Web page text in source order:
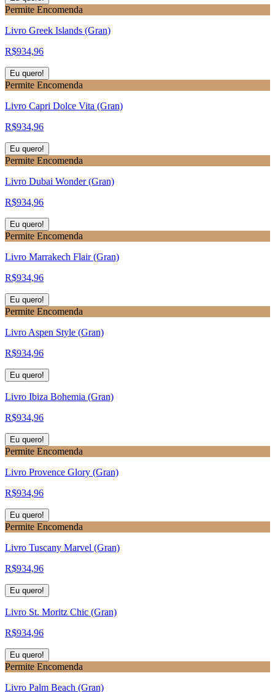
Permite Encomenda
Livro Greek Islands (Gran)
R$934,96
Eu quero!
Permite Encomenda
Livro Capri Dolce Vita (Gran)
R$934,96
Eu quero!
Permite Encomenda
Livro Dubai Wonder (Gran)
R$934,96
Eu quero!
Permite Encomenda
Livro Marrakech Flair (Gran)
R$934,96
Eu quero!
Permite Encomenda
Livro Aspen Style (Gran)
R$934,96
Eu quero!
Livro Ibiza Bohemia (Gran)
R$934,96
Eu quero!
Permite Encomenda
Livro Provence Glory (Gran)
R$934,96
Eu quero!
Permite Encomenda
Livro Tuscany Marvel (Gran)
R$934,96
Eu quero!
Livro St. Moritz Chic (Gran)
R$934,96
Eu quero!
Permite Encomenda
Livro Palm Beach (Gran)